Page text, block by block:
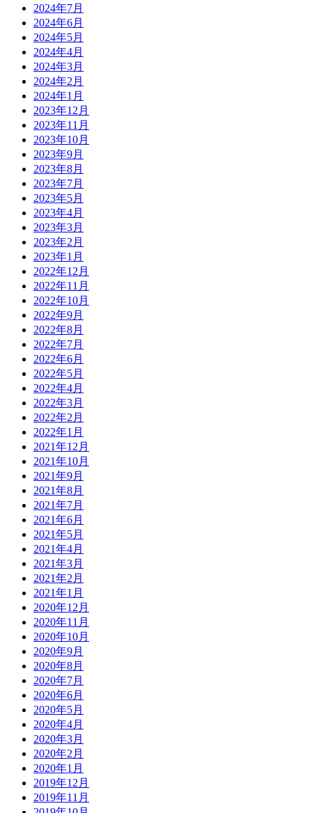
2024年7月
2024年6月
2024年5月
2024年4月
2024年3月
2024年2月
2024年1月
2023年12月
2023年11月
2023年10月
2023年9月
2023年8月
2023年7月
2023年5月
2023年4月
2023年3月
2023年2月
2023年1月
2022年12月
2022年11月
2022年10月
2022年9月
2022年8月
2022年7月
2022年6月
2022年5月
2022年4月
2022年3月
2022年2月
2022年1月
2021年12月
2021年10月
2021年9月
2021年8月
2021年7月
2021年6月
2021年5月
2021年4月
2021年3月
2021年2月
2021年1月
2020年12月
2020年11月
2020年10月
2020年9月
2020年8月
2020年7月
2020年6月
2020年5月
2020年4月
2020年3月
2020年2月
2020年1月
2019年12月
2019年11月